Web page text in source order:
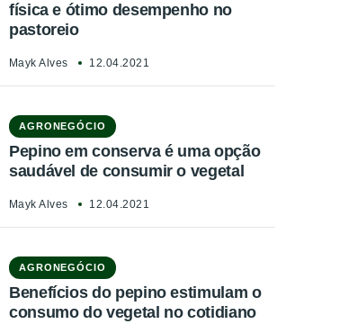
física e ótimo desempenho no
pastoreio
Mayk Alves 12.04.2021
AGRONEGÓCIO
Pepino em conserva é uma opção
saudável de consumir o vegetal
Mayk Alves 12.04.2021
AGRONEGÓCIO
Benefícios do pepino estimulam o
consumo do vegetal no cotidiano